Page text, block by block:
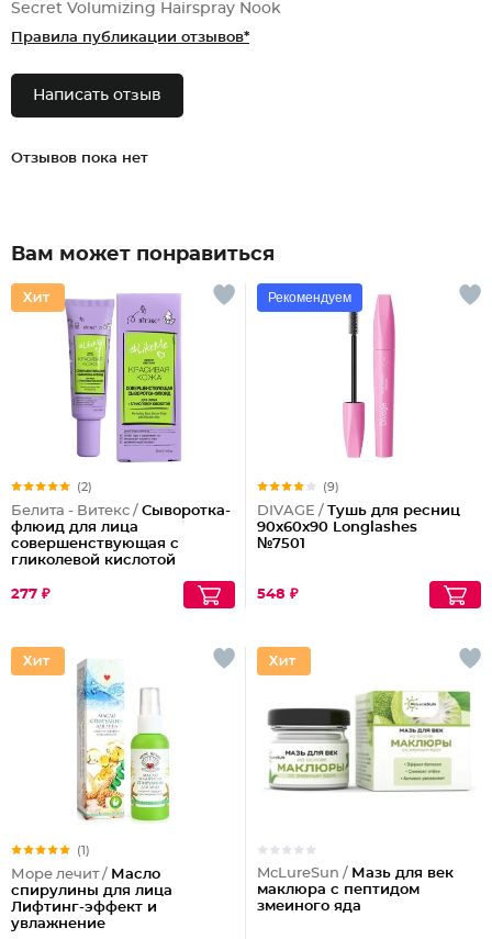
Secret Volumizing Hairspray Nook
Правила публикации отзывов*
Написать отзыв
Отзывов пока нет
Вам может понравиться
(2)
Белита - Витекс / Сыворотка-
флюид для лица
совершенствующая с
гликолевой кислотой
277 ₽
Рекомендуем
(9)
DIVAGE / Тушь для ресниц
90x60x90 Longlashes
№7501
548 ₽
(1)
Море лечит / Масло
спирулины для лица
Лифтинг-эффект и
увлажнение
McLureSun / Мазь для век
маклюра с пептидом
змеиного яда